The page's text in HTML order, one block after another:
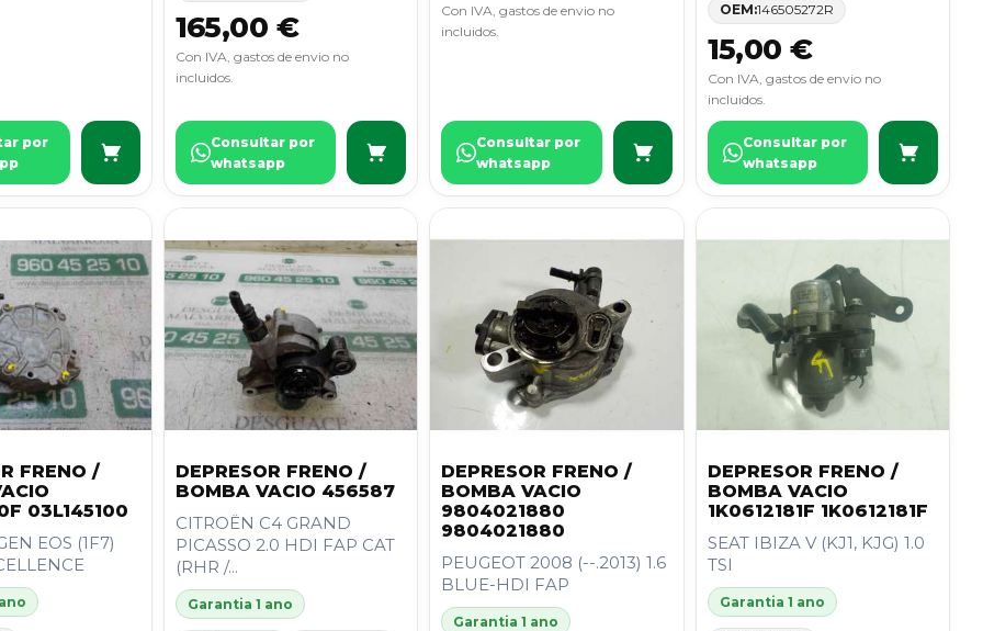
por
165,00 €
Con IVA, gastos de envio no
incluidos.
Consultar por
whatsapp
Con IVA, gastos de envio no
incluidos.
Consultar por
whatsapp
OEM:146505272R
15,00 €
Con IVA, gastos de envio no
incluidos.
Consultar por
whatsapp
FRENO /
03L145100
EOS (1F7)
DEPRESOR FRENO /
BOMBA VACIO 456587
CITROËN C4 GRAND
PICASSO 2.0 HDI FAP CAT
(RHR /...
Garantia 1 ano
DEPRESOR FRENO /
BOMBA VACIO
9804021880
9804021880
PEUGEOT 2008 (--.2013) 1.6
BLUE-HDI FAP
Garantia 1 ano
DEPRESOR FRENO /
BOMBA VACIO
1K0612181F 1K0612181F
SEAT IBIZA V (KJ1, KJG) 1.0
TSI
Garantia 1 ano